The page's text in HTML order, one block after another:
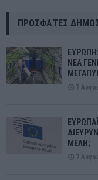
ΠΡΌΣΦΑΤΕΣ
ΝΕΑ
7
ΜΕΛΗ;
7